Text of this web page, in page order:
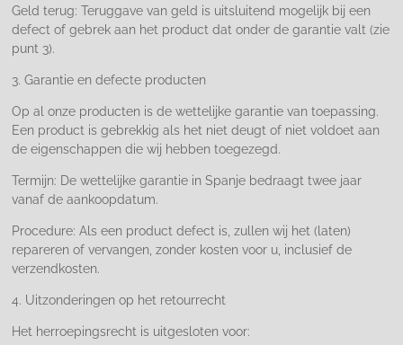
Geld terug: Teruggave van geld is uitsluitend mogelijk bij een
defect of gebrek aan het product dat onder de garantie valt (zie
punt 3).
3. Garantie en defecte producten
Op al onze producten is de wettelijke garantie van toepassing.
Een product is gebrekkig als het niet deugt of niet voldoet aan
de eigenschappen die wij hebben toegezegd.
Termijn: De wettelijke garantie in Spanje bedraagt twee jaar
vanaf de aankoopdatum.
Procedure: Als een product defect is, zullen wij het (laten)
repareren of vervangen, zonder kosten voor u, inclusief de
verzendkosten.
4. Uitzonderingen op het retourrecht
Het herroepingsrecht is uitgesloten voor: